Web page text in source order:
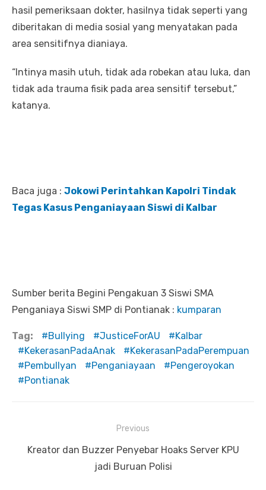
hasil pemeriksaan dokter, hasilnya tidak seperti yang
diberitakan di media sosial yang menyatakan pada
area sensitifnya dianiaya.
“Intinya masih utuh, tidak ada robekan atau luka, dan
tidak ada trauma fisik pada area sensitif tersebut,”
katanya.
Baca juga : Jokowi Perintahkan Kapolri Tindak
Tegas Kasus Penganiayaan Siswi di Kalbar
Sumber berita Begini Pengakuan 3 Siswi SMA
Penganiaya Siswi SMP di Pontianak : kumparan
Tag: Bullying JusticeForAU
Kalbar
KekerasanPadaAnak
KekerasanPadaPerempuan
Pembullyan
Penganiayaan
Pengeroyokan
Pontianak
pos
Previous
Previous
Kreator dan Buzzer Penyebar Hoaks Server KPU
jadi Buruan Polisi